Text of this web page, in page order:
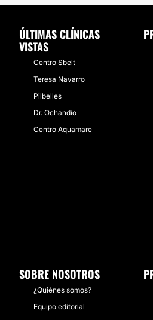
ÚLTIMAS CLÍNICAS
VISTAS
Centro Sbelt
Teresa Navarro
Pilbelles
Dr. Ochandio
Centro Aquamare
SOBRE NOSOTROS
¿Quiénes somos?
Equipo editorial